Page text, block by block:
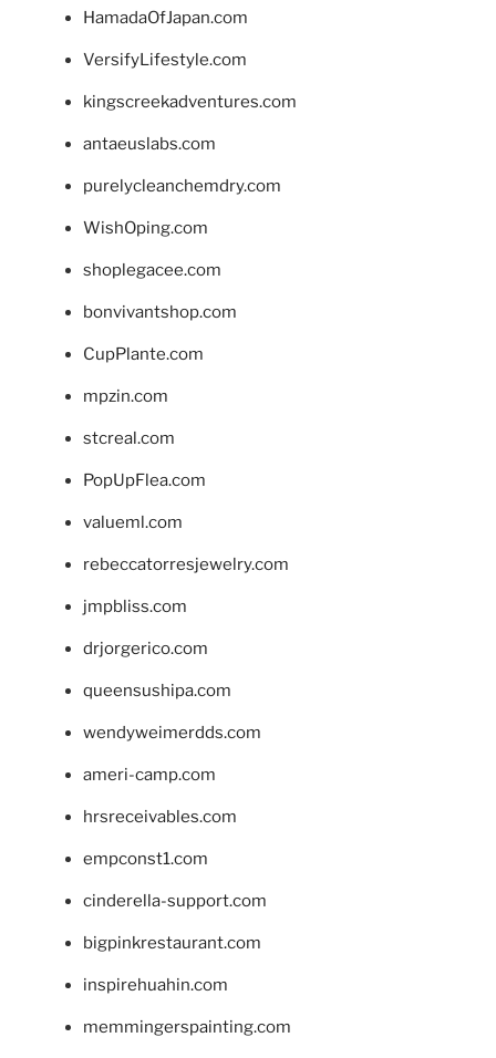
HamadaOfJapan.com
VersifyLifestyle.com
kingscreekadventures.com
antaeuslabs.com
purelycleanchemdry.com
WishOping.com
shoplegacee.com
bonvivantshop.com
CupPlante.com
mpzin.com
stcreal.com
PopUpFlea.com
valueml.com
rebeccatorresjewelry.com
jmpbliss.com
drjorgerico.com
queensushipa.com
wendyweimerdds.com
ameri-camp.com
hrsreceivables.com
empconst1.com
cinderella-support.com
bigpinkrestaurant.com
inspirehuahin.com
memmingerspainting.com